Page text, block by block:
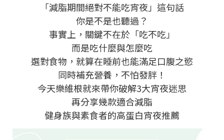
「減脂期間絕對不能吃宵夜」這句話
你是不是也聽過？
事實上，關鍵不在於「吃不吃」
而是吃什麼與怎麼吃
選對食物，就算在睡前也能滿足口腹之慾
同時補充營養，不怕發胖！
今天樂維根就來帶你破解3大宵夜迷思
再分享幾款適合減脂
健身族與素食者的高蛋白宵夜推薦